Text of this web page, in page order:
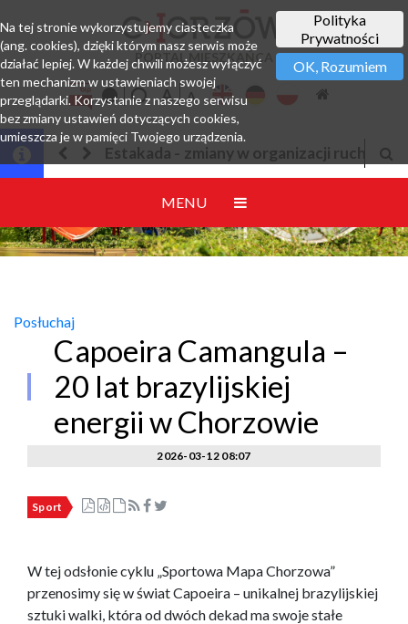
PORTAL MIESZKAŃCA
organizacji ruchuJesteśmy w EZD
MENU
Posłuchaj
Capoeira Camangula –
20 lat brazylijskiej
energii w Chorzowie
2026-03-12 08:07
Sport
W tej odsłonie cyklu „Sportowa Mapa Chorzowa”
przenosimy się w świat Capoeira – unikalnej brazylijskiej
sztuki walki, która od dwóch dekad ma swoje stałe
Polityka
Prywatności
OK, Rozumiem
Na tej stronie wykorzystujemy ciasteczka
(ang. cookies), dzięki którym nasz serwis może
działać lepiej. W każdej chwili możesz wyłączyć
ten mechanizm w ustawieniach swojej
przeglądarki. Korzystanie z naszego serwisu
bez zmiany ustawień dotyczących cookies,
umieszcza je w pamięci Twojego urządzenia.